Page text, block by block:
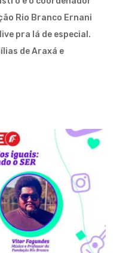
Rio Branco Ernani
pra lá de especial.
de Araxá e